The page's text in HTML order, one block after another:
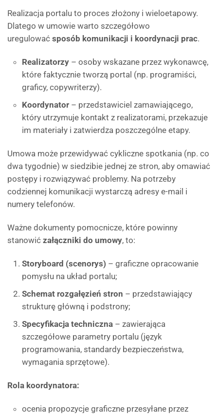
Realizacja portalu to proces złożony i wieloetapowy.
Dlatego w umowie warto szczegółowo
uregulować sposób komunikacji i koordynacji prac.
Realizatorzy – osoby wskazane przez wykonawcę,
które faktycznie tworzą portal (np. programiści,
graficy, copywriterzy).
Koordynator – przedstawiciel zamawiającego,
który utrzymuje kontakt z realizatorami, przekazuje
im materiały i zatwierdza poszczególne etapy.
Umowa może przewidywać cykliczne spotkania (np. co
dwa tygodnie) w siedzibie jednej ze stron, aby omawiać
postępy i rozwiązywać problemy. Na potrzeby
codziennej komunikacji wystarczą adresy e-mail i
numery telefonów.
Ważne dokumenty pomocnicze, które powinny
stanowić załączniki do umowy, to:
Storyboard (scenorys) – graficzne opracowanie
pomysłu na układ portalu;
Schemat rozgałęzień stron – przedstawiający
strukturę główną i podstrony;
Specyfikacja techniczna – zawierająca
szczegółowe parametry portalu (język
programowania, standardy bezpieczeństwa,
wymagania sprzętowe).
Rola koordynatora:
ocenia propozycje graficzne przesyłane przez